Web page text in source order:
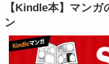
【Kindle本】マン
ン